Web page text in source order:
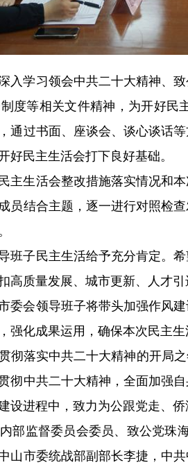
入学习领会中共二十大精神、
度等相关文件精神，为开好
通过书面、座谈会、谈心谈话
好民主生活会打下良好基础。
主生活会整改措施落实情况和
员结合主题，逐一进行对照检
班子民主生活给予充分肯定。
高质量发展、城市更新、人才
委会领导班子将带头加强作风
强化成果运用，确保本次民主生
彻落实中共二十大精神的开局
彻中共二十大精神，全面加强
设进程中，致力为公跟党走、侨
部监督委员会委员、致公党珠
山市委统战部副部长李捷，中